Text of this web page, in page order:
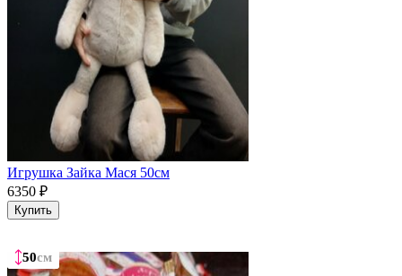
50см
50см
50см
50см
50см
Игрушка Зайка Мася 50см
6350 ₽
Купить